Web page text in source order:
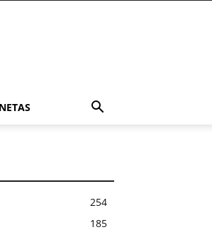
254
185